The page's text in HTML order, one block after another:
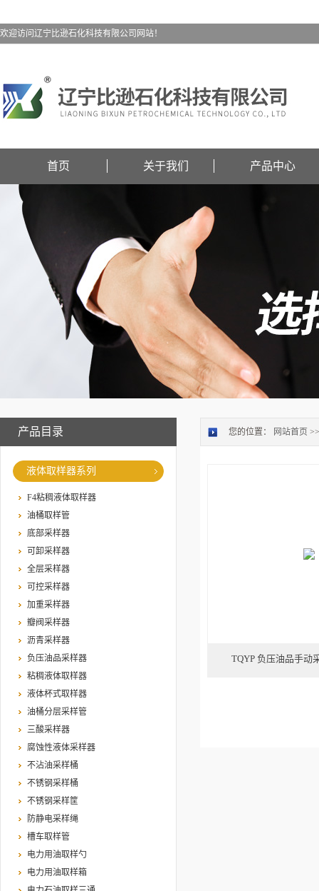
欢迎访问辽宁比逊石化科技有限公司网站！
首页 关于我们 产品中心
产品目录
液体取样器系列
F4粘稠液体取样器
油桶取样管
底部采样器
可卸采样器
全层采样器
可控采样器
加重采样器
瓣阀采样器
沥青采样器
负压油品采样器
粘稠液体取样器
液体杯式取样器
油桶分层采样管
三酸采样器
腐蚀性液体采样器
不沾油采样桶
不锈钢采样桶
不锈钢采样筐
防静电采样绳
槽车取样管
电力用油取样勺
电力用油取样箱
您的位置： 网站首页
TQYP 负压油品手动